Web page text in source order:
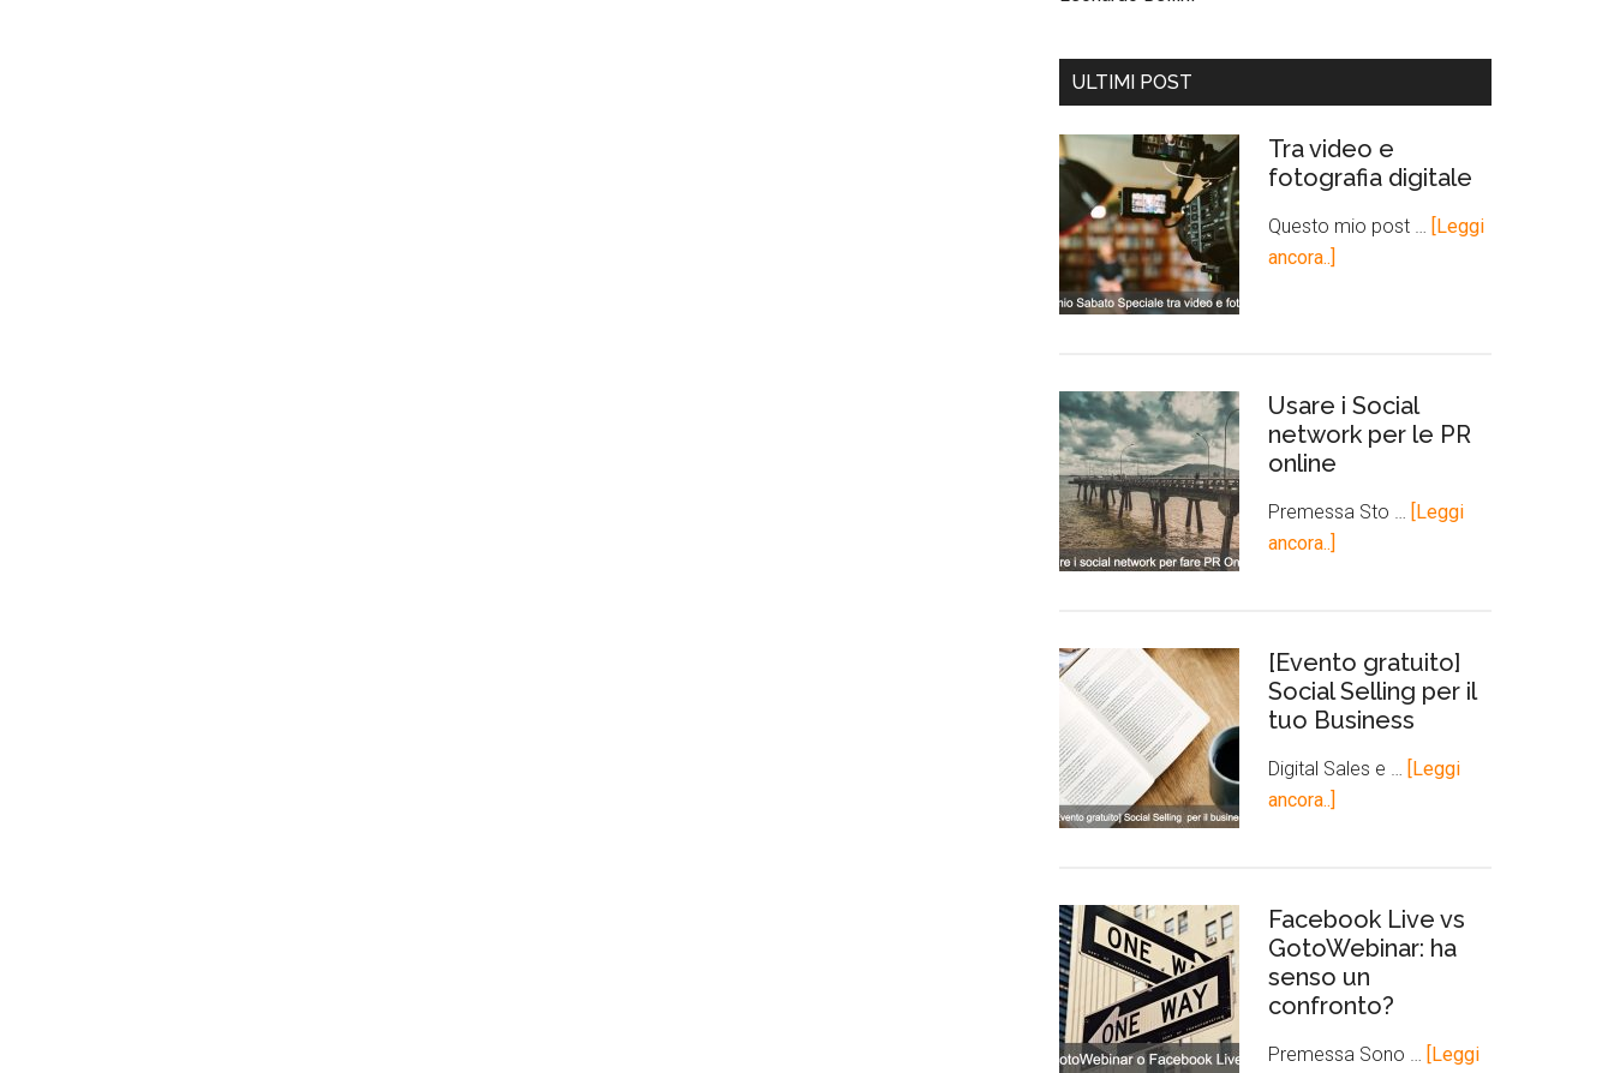
ULTIMI POST
Tra video e
fotografia digitale
Questo mio post …
[Leggi
ancora..]
Usare i Social
network per le PR
online
Premessa Sto …
[Leggi
ancora..]
[Evento gratuito]
Social Selling per il
tuo Business
Digital Sales e …
[Leggi
ancora..]
Facebook Live vs
GotoWebinar: ha
senso un
confronto?
Premessa Sono …
[Leggi